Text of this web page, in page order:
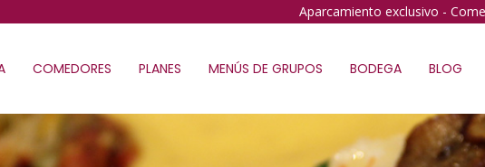
Aparcamiento exclusivo -
COMEDORES PLANES MENÚS DE GRUPOS BODEGA BLOG